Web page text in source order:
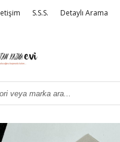
S.S.S. Detaylı Arama